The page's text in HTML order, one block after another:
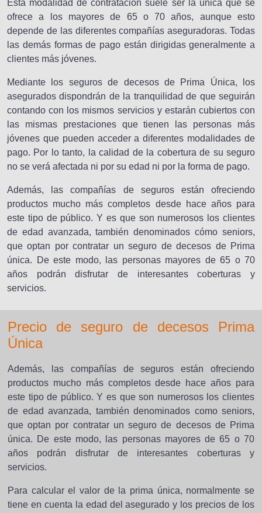
Esta modalidad de contratación suele ser la única que se
ofrece a los mayores de 65 o 70 años, aunque esto
depende de las diferentes compañías aseguradoras. Todas
las demás formas de pago están dirigidas generalmente a
clientes más jóvenes.
Mediante los seguros de decesos de Prima Única, los
asegurados dispondrán de la tranquilidad de que seguirán
contando con los mismos servicios y estarán cubiertos con
las mismas prestaciones que tienen las personas más
jóvenes que pueden acceder a diferentes modalidades de
pago. Por lo tanto, la calidad de la cobertura de su seguro
no se verá afectada ni por su edad ni por la forma de pago.
Además, las compañías de seguros están ofreciendo
productos mucho más completos desde hace años para
este tipo de público. Y es que son numerosos los clientes
de edad avanzada, también denominados cómo seniors,
que optan por contratar un seguro de decesos de Prima
única. De este modo, las personas mayores de 65 o 70
años podrán disfrutar de interesantes coberturas y
servicios.
Precio de seguro de decesos Prima
Única
Además, las compañías de seguros están ofreciendo
productos mucho más completos desde hace años para
este tipo de público. Y es que son numerosos los clientes
de edad avanzada, también denominados como seniors,
que optan por contratar un seguro de decesos de Prima
única. De este modo, las personas mayores de 65 o 70
años podrán disfrutar de interesantes coberturas y
servicios.
Para calcular el valor de la prima única, normalmente se
tiene en cuenta la edad del asegurado y los precios de los